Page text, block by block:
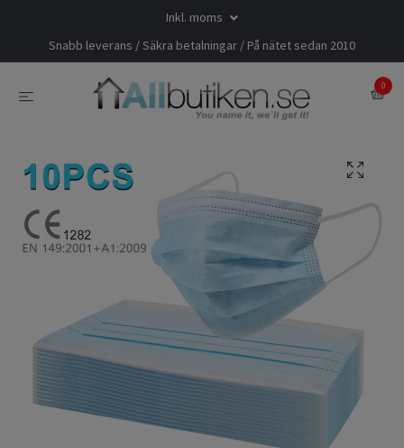
Inkl. moms
Snabb leverans / Säkra betalningar / På nätet sedan 2010
0